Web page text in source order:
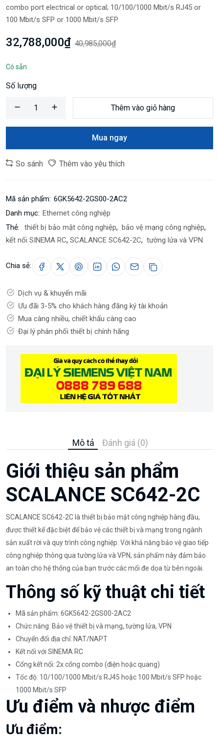
combo port electrical or optical; 10/100/1000 Mbit/s RJ45 or
100 Mbit/s SFP or 1000 Mbit/s SFP.
32,788,000₫ 40,985,000₫
Có sẵn
Số lượng
Thêm vào giỏ hàng
Mua ngay
So sánh Thêm vào yêu thích
Mã sản phẩm: 6GK5642-2GS00-2AC2
Danh mục: Ethernet công nghiệp
Thẻ:
thiết bị bảo mật công nghiệp, bảo vệ mạng công nghiệp,
kết nối SINEMA RC, SCALANCE SC642-2C, tường lửa và VPN
Chia sẻ:
Dịch vụ & khuyến mãi
Ưu đãi 3-5% cho khách hàng đăng ký tài khoản
Mua càng nhiều, chiết khấu càng cao
Đại lý phân phối thiết bị chính hãng
Mô tả Đánh giá (0)
Giới thiệu sản phẩm
SCALANCE SC642-2C
SCALANCE SC642-2C là thiết bị bảo mật công nghiệp hàng đầu,
được thiết kế đặc biệt để bảo vệ các thiết bị và mạng trong ngành
sản xuất rời và quy trình công nghiệp. Với khả năng bảo vệ giao tiếp
công nghiệp thông qua tường lửa và VPN, sản phẩm này đảm bảo
an toàn cho hệ thống của bạn trước các mối đe dọa từ bên ngoài.
Thông số kỹ thuật chi tiết
Mã sản phẩm: 6GK5642-2GS00-2AC2
Chức năng: Bảo vệ thiết bị và mạng, tường lửa, VPN
Chuyển đổi địa chỉ: NAT/NAPT
Kết nối với SINEMA RC
Cổng kết nối: 2x cổng combo (điện hoặc quang)
Tốc độ: 10/100/1000 Mbit/s RJ45 hoặc 100 Mbit/s SFP hoặc
1000 Mbit/s SFP
Ưu điểm và nhược điểm
Ưu điểm: